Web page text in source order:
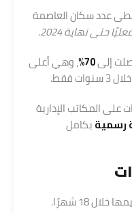
عدد سكان العاصمة
.
70% ، وهي أعلى
فقط.
على المكاتب الإدارية
بكامل
18 شهرًا.